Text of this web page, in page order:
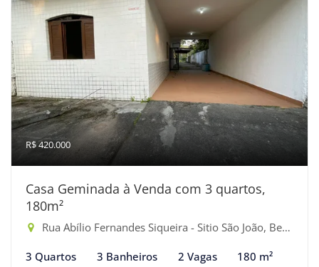
R$ 420.000
Casa Geminada à Venda com 3 quartos,
180m²
Rua Abílio Fernandes Siqueira - Sitio São João, Bertioga-SP
3 Quartos 3 Banheiros 2 Vagas 180 m²